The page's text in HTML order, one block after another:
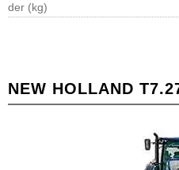
der (kg)
NEW HOLLAND